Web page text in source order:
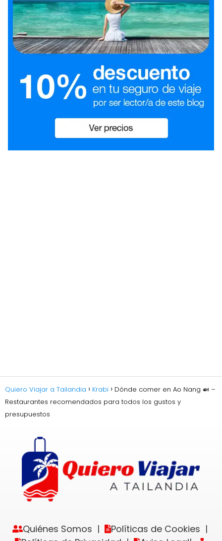
Quiero Viajar a Tailandia Krabi
Dónde comer en Ao Nang 🍛 –
Restaurantes recomendados para todos los gustos y
presupuestos
Quiénes Somos | Políticas de Cookies |